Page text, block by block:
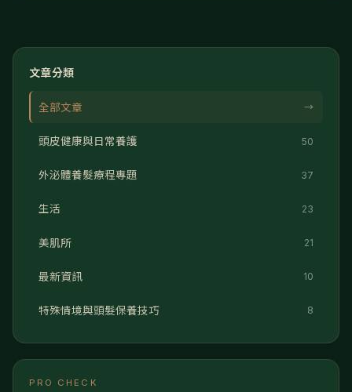
文章分類
全部文章 →
頭皮健康與日常養護 50
外泌體養髮療程專題 37
生活 23
美肌所 21
最新資訊 10
特殊情境與頭髮保養技巧 8
PRO CHECK